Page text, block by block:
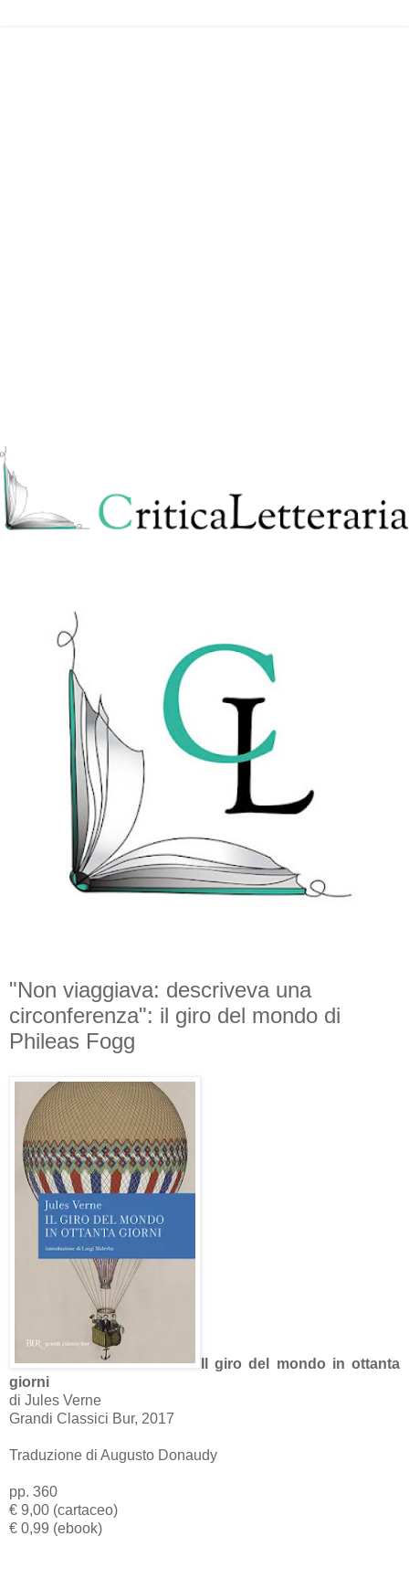
"Non viaggiava: descriveva una
circonferenza": il giro del mondo di
Phileas Fogg
Il giro del mondo in ottanta
giorni
di Jules Verne
Grandi Classici Bur, 2017
Traduzione di Augusto Donaudy
pp. 360
€ 9,00 (cartaceo)
€ 0,99 (ebook)